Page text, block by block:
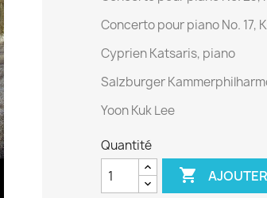
Concerto pour piano No. 17,
Cyprien Katsaris, piano
Salzburger
Yoon Kuk Lee
Quantité
